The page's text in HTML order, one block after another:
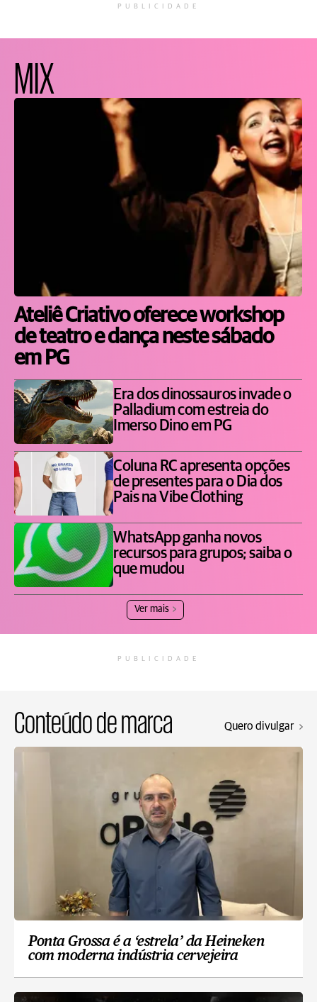
PUBLICIDADE
MIX
Ateliê Criativo oferece workshop
de teatro e dança neste sábado
em PG
Era dos dinossauros invade o
Palladium com estreia do
Imerso Dino em PG
Coluna RC apresenta opções
de presentes para o Dia dos
Pais na Vibe Clothing
WhatsApp ganha novos
recursos para grupos; saiba o
que mudou
Ver mais
PUBLICIDADE
Conteúdo de marca Quero divulgar
Ponta Grossa é a ‘estrela’ da Heineken
com moderna indústria cervejeira